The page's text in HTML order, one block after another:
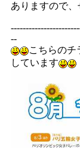
ありますので
--
こちらのチ
しています